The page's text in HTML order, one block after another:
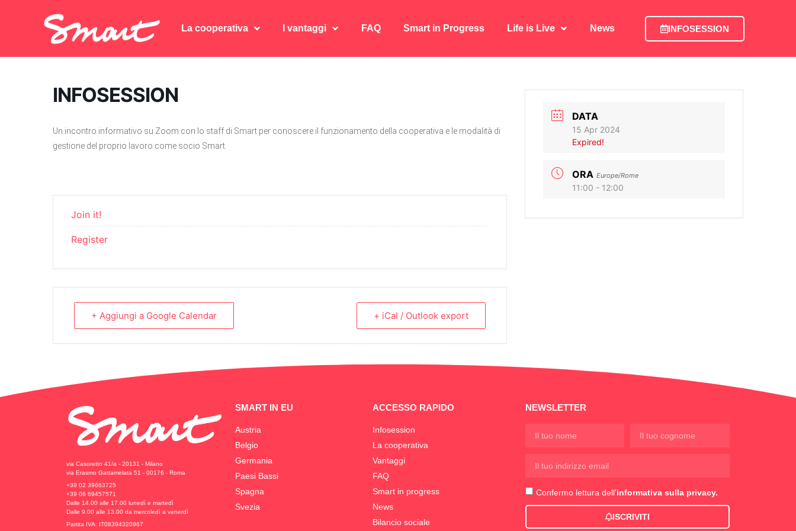
La cooperativa I vantaggi FAQ Smart in Progress Life is Live News
INFOSESSION
INFOSESSION
Un incontro informativo su Zoom con lo staff di Smart per conoscere il funzionamento della cooperativa e le modalità di
gestione del proprio lavoro come socio Smart.
Join it!
Register
+ Aggiungi a Google Calendar + iCal / Outlook export
DATA
15 Apr 2024
Expired!
ORA Europe/Rome
11:00 - 12:00
via Casoretto 41/a - 20131 - Milano
via Erasmo Gattamelata 51 - 00176 - Roma
+39 02 39663725
+39 06 69457571
Dalle 14.00 alle 17.00 lunedì e martedì
Dalle 9.00 alle 13.00 da mercoledì a venerdì
Partita IVA: IT08394320967
SMART IN EU
Austria
Belgio
Germania
Paesi Bassi
Spagna
Svezia
ACCESSO RAPIDO
Infosession
La cooperativa
Vantaggi
FAQ
Smart in progress
News
Bilancio sociale
NEWSLETTER
Confermo lettura dell'informativa sulla privacy.
ISCRIVITI